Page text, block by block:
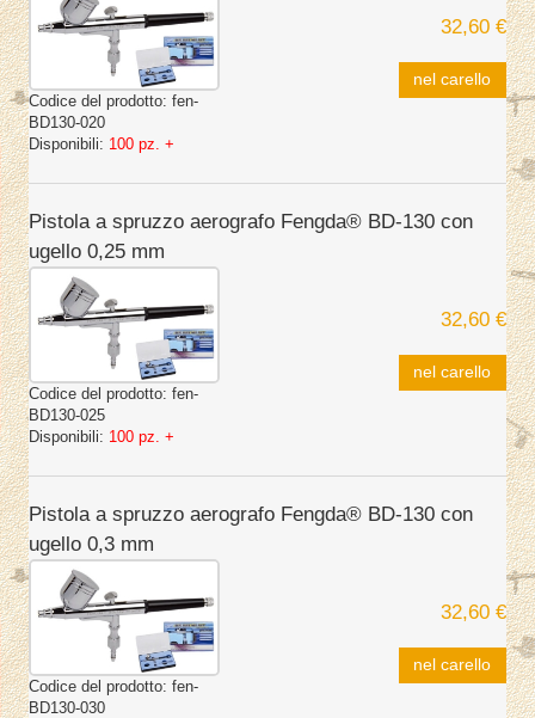
Codice del prodotto: fen-
BD130-020
Disponibili: 100 pz. +
32,60 €
nel carello
Pistola a spruzzo aerografo Fengda® BD-130 con
ugello 0,25 mm
Codice del prodotto: fen-
BD130-025
Disponibili: 100 pz. +
32,60 €
nel carello
Pistola a spruzzo aerografo Fengda® BD-130 con
ugello 0,3 mm
Codice del prodotto: fen-
BD130-030
32,60 €
nel carello